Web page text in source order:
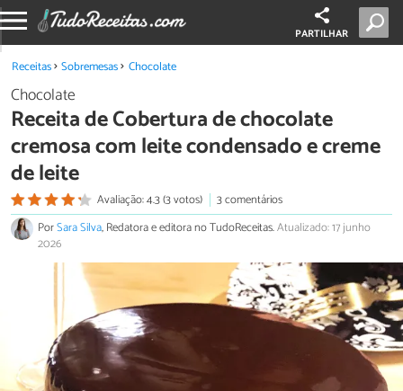
PARTILHAR
Receitas Sobremesas Chocolate
Chocolate
Receita de Cobertura de chocolate
cremosa com leite condensado e creme
de leite
Avaliação: 4.3 (3 votos)
3 comentários
PorSara Silva, Redatora e editora no TudoReceitas.Atualizado: 17 junho
2026